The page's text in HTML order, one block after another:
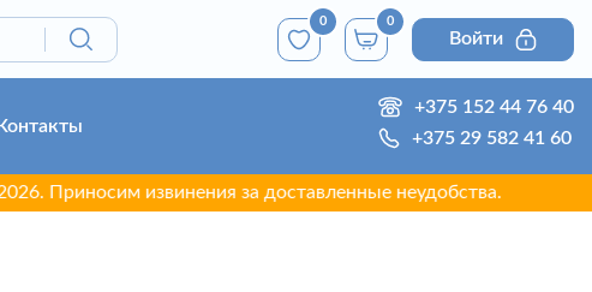
0 0
Войти
Контакты
+375 152 44 76 40
+375 29 582 41 60
извинения за доставленные неудобства.